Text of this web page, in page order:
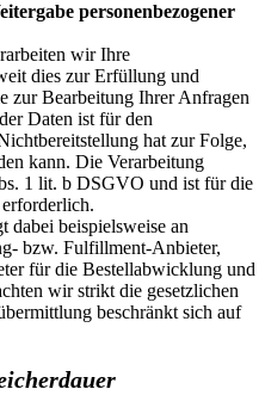
personenbezogener
wir Ihre
dies zur Erfüllung und
zur Bearbeitung Ihrer Anfragen
Daten ist für den
hat zur Folge,
kann. Die Verarbeitung
1 lit. b DSGVO und ist für die
dabei beispielsweise an
bzw. Fulfillment-Anbieter,
für die Bestellabwicklung und
wir strikt die gesetzlichen
beschränkt sich auf